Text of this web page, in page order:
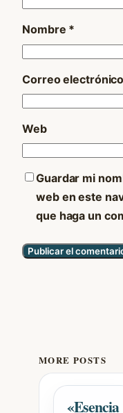
Nombre *
Correo electrónico
Web
Guardar mi
web en este
que haga un
MORE POSTS
«Esencia